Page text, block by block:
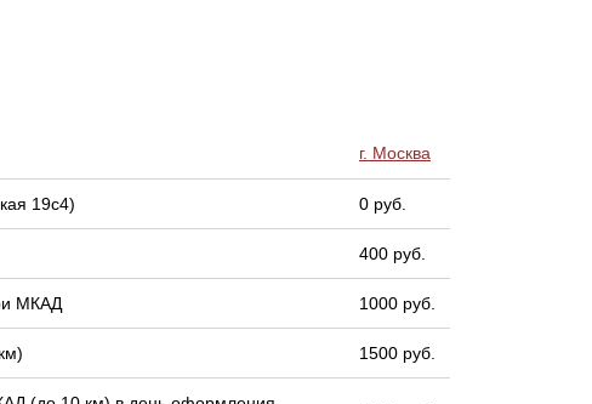
г. Москва
19с4) 0 руб.
400 руб.
МКАД 1000 руб.
1500 руб.